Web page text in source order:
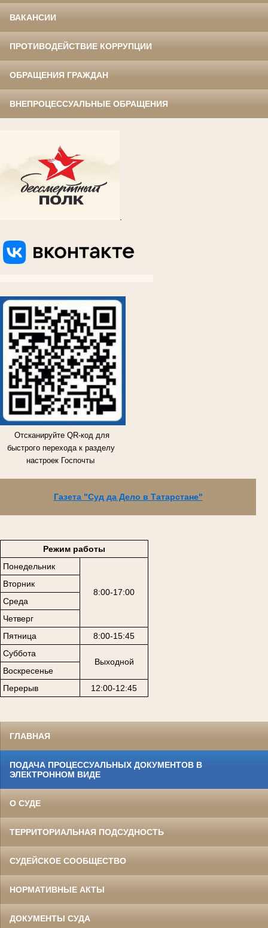
ВАКАНСИИ
ПРОТИВОДЕЙСТВИЕ КОРРУПЦИИ
ОБРАЩЕНИЯ ГРАЖДАН
ВНЕПРОЦЕССУАЛЬНЫЕ ОБРАЩЕНИЯ
.
Отсканируйте QR-код для
быстрого перехода к разделу
настроек Госпочты
Газета "Суд да Дело в Татарстане"
Режим работы
Понедельник
8:00-17:00
Вторник
Среда
Четверг
Пятница
8:00-15:45
Суббота
Выходной
Воскресенье
Перерыв
12:00-12:45
ГЛАВНАЯ
ПОДАЧА ПРОЦЕССУАЛЬНЫХ ДОКУМЕНТОВ В
ЭЛЕКТРОННОМ ВИДЕ
О СУДЕ
ТЕРРИТОРИАЛЬНАЯ ПОДСУДНОСТЬ
СУДЕЙСКОЕ СООБЩЕСТВО
НОРМАТИВНЫЕ АКТЫ
ДОКУМЕНТЫ СУДА